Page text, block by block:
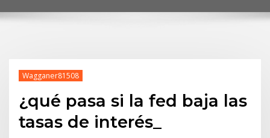
Wagganer81508
¿qué pasa si la fed baja las
tasas de interés_